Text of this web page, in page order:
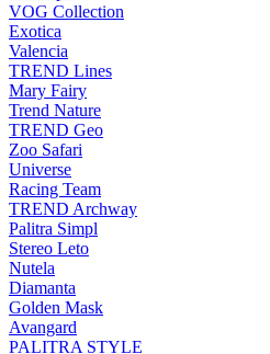
VOG Collection
Exotica
Valencia
TREND Lines
Mary Fairy
Trend Nature
TREND Geo
Zoo Safari
Universe
Racing Team
TREND Archway
Palitra Simpl
Stereo Leto
Nutela
Diamanta
Golden Mask
Avangard
PALITRA STYLE